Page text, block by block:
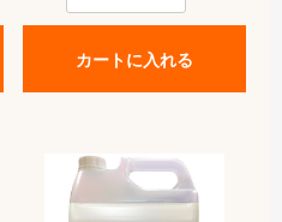
カートに入れる